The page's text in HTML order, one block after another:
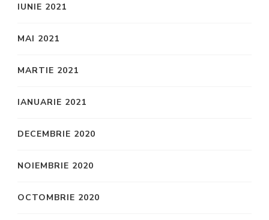
IUNIE 2021
MAI 2021
MARTIE 2021
IANUARIE 2021
DECEMBRIE 2020
NOIEMBRIE 2020
OCTOMBRIE 2020